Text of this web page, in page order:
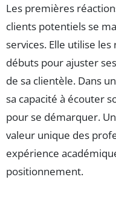
Les premières
clients potentiels se
services. Elle utilise
débuts pour ajuster
de sa clientèle. Dans un
sa capacité à écouter
pour se démarquer.
valeur unique des
expérience
positionnement.